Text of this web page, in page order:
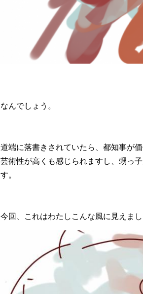
なんでしょう。
道端に落書きされていたら、都知事が
芸術性が高くも感じられますし、甥っ
す。
今回、これはわたしこんな風に見えまし